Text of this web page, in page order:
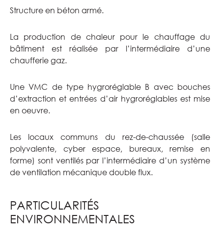
Structure en béton armé.
La production de chaleur pour le chauffage du
bâtiment est réalisée par l’intermédiaire d’une
chaufferie gaz.
Une VMC de type hygroréglable B avec bouches
d’extraction et entrées d’air hygroréglables est mise
en oeuvre.
Les locaux communs du rez-de-chaussée (salle
polyvalente, cyber espace, bureaux, remise en
forme) sont ventilés par l’intermédiaire d’un système
de ventilation mécanique double flux.
PARTICULARITÉS
ENVIRONNEMENTALES